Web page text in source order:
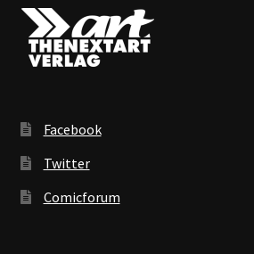
Facebook
Twitter
Comicforum